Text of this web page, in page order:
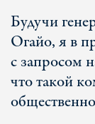
Будучи
Огайо, я в
с запросом
что такой